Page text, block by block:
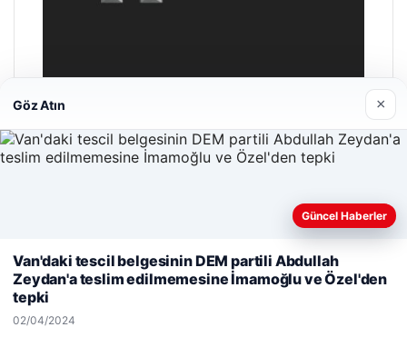
deneyiminizi kişiselleştirmek ve geliştirmek amacıyla çerezler
kullanıyoruz.Çerez Politikamız
Göz Atın ×
Güncel Haberler
Van'daki tescil belgesinin DEM partili Abdullah
Zeydan'a teslim edilmemesine İmamoğlu ve Özel'den
tepki
02/04/2024